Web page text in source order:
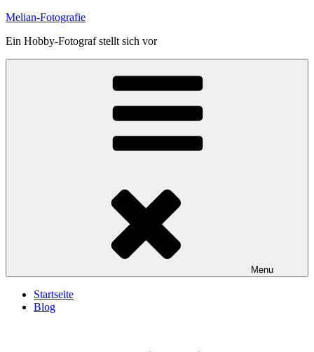
Skip
content
Melian-Fotografie
Ein Hobby-Fotograf stellt sich vor
Menu
Startseite
Blog